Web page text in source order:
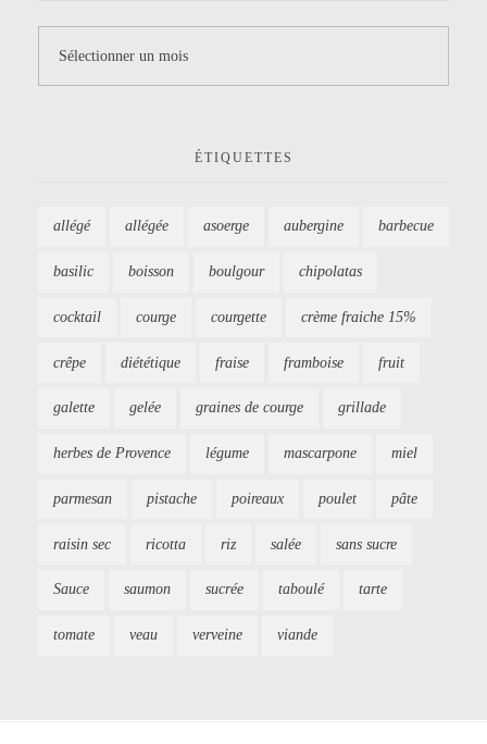
ÉTIQUETTES
allégé allégée asoerge aubergine barbecue
basilic boisson boulgour chipolatas
cocktail courge courgette crème fraiche 15%
crêpe diététique fraise framboise fruit
galette gelée graines de courge grillade
herbes de Provence légume mascarpone miel
parmesan pistache poireaux poulet pâte
raisin sec ricotta riz salée sans sucre
Sauce saumon sucrée taboulé tarte
tomate veau verveine viande